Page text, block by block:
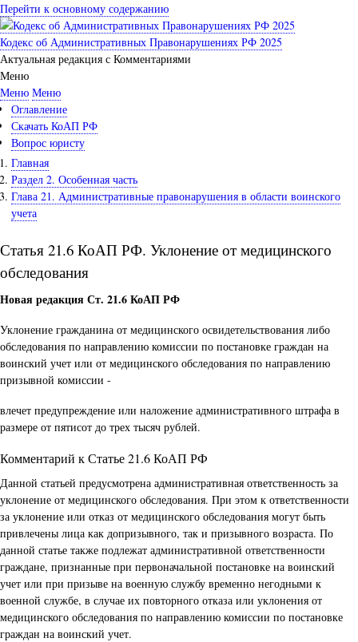
Перейти к основному содержанию
Кодекс об Административных Правонарушениях РФ 2025
Актуальная редакция с Комментариями
Меню
Меню Меню
Оглавление
Скачать КоАП РФ
Вопрос юристу
Главная
Раздел 2. Особенная часть
Глава 21. Административные правонарушения в области воинского
учета
Статья 21.6 КоАП РФ. Уклонение от медицинского
обследования
Новая редакция Ст. 21.6 КоАП РФ
Уклонение гражданина от медицинского освидетельствования либо
обследования по направлению комиссии по постановке граждан на
воинский учет или от медицинского обследования по направлению
призывной комиссии -
влечет предупреждение или наложение административного штрафа в
размере от пятисот до трех тысяч рублей.
Комментарий к Статье 21.6 КоАП РФ
Данной статьей предусмотрена административная ответственность за
уклонение от медицинского обследования. При этом к ответственности
за уклонение или отказ от медицинского обследования могут быть
привлечены лица как допризывного, так и призывного возраста. По
данной статье также подлежат административной ответственности
граждане, признанные при первоначальной постановке на воинский
учет или при призыве на военную службу временно негодными к
военной службе, в случае их повторного отказа или уклонения от
медицинского обследования по направлению комиссии по постановке
граждан на воинский учет.